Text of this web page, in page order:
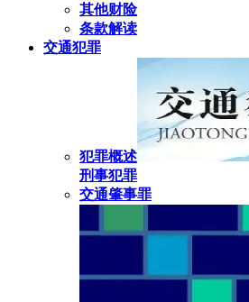
其他财险
条款解读
交通犯罪
犯罪概述
刑事犯罪
交通肇事罪